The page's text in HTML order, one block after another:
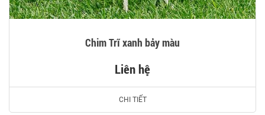
Chim Trĩ xanh bảy màu
Liên hệ
CHI TIẾT